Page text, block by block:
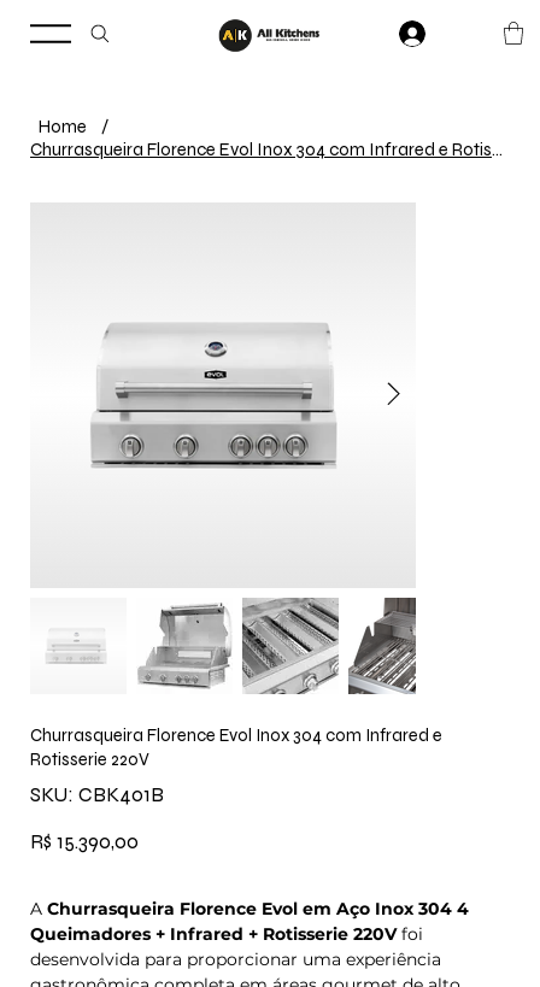
Home
/
Churrasqueira Florence Evol Inox 304 com Infrared e Rotisserie 220V
Churrasqueira Florence Evol Inox 304 com Infrared e
Rotisserie 220V
SKU:
SKU
CBK401B
CBK401B
Preço
R$ 15.390,00
A Churrasqueira Florence Evol em Aço Inox 304 4
Queimadores + Infrared + Rotisserie 220Vfoi
desenvolvida para proporcionar uma experiência